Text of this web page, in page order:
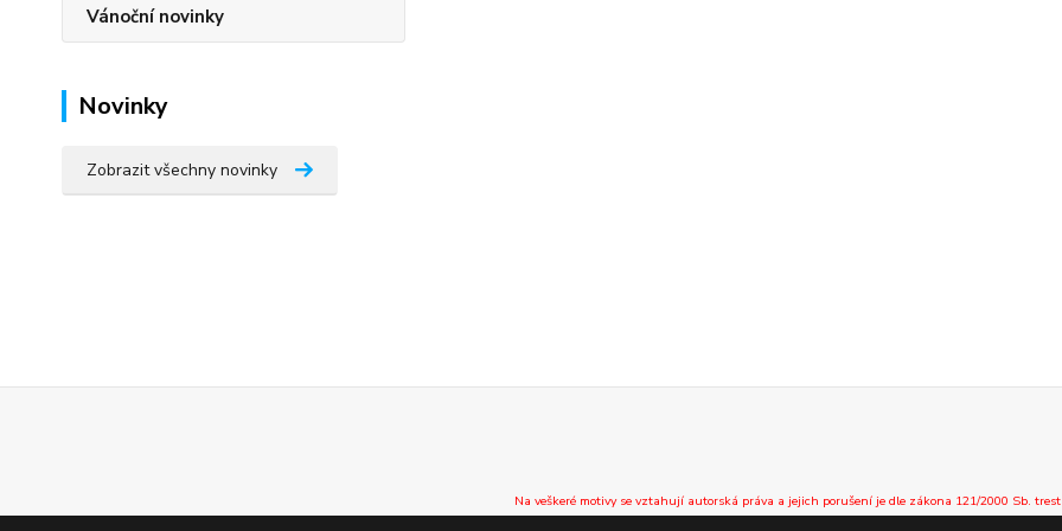
Vánoční novinky
Novinky
Zobrazit všechny novinky
Na veškeré motivy se vztahují autorská práva a jejich porušení je dle zákona 121/2000 Sb.